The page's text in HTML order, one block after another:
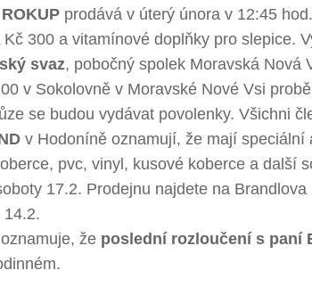
prodává v úterý února v 12:45
300 a vitamínové doplňky pro slepice.
svaz, pobočný spolek Moravská Nová
v Sokolovně v Moravské Nové Vsi
se budou vydávat povolenky. Všichni
v Hodoníně oznamují, že mají
pvc, vinyl, kusové koberce a další
17.2. Prodejnu najdete na
že poslední rozloučení s paní